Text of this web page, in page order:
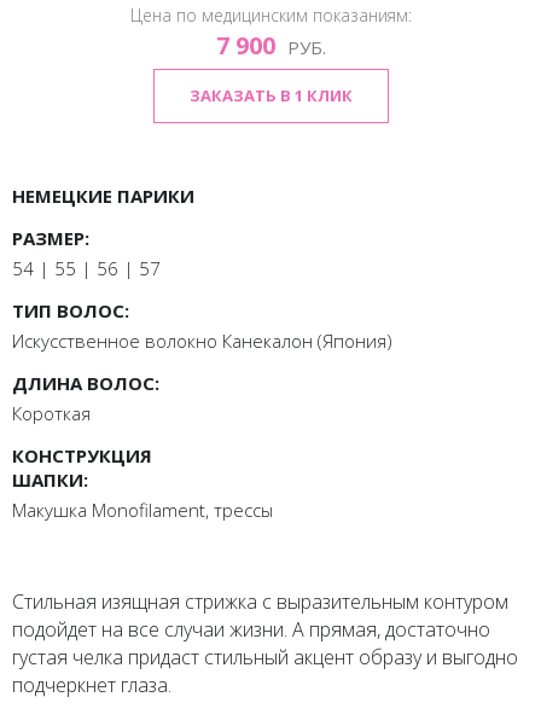
Цена по медицинским показаниям:
7 900 РУБ.
ЗАКАЗАТЬ В 1 КЛИК
НЕМЕЦКИЕ ПАРИКИ
РАЗМЕР:
54 | 55 | 56 | 57
ТИП ВОЛОС:
Искусственное волокно Канекалон (Япония)
ДЛИНА ВОЛОС:
Короткая
КОНСТРУКЦИЯ
ШАПКИ:
Макушка Monofilament, трессы
Стильная изящная стрижка с выразительным контуром
подойдет на все случаи жизни. А прямая, достаточно
густая челка придаст стильный акцент образу и выгодно
подчеркнет глаза.